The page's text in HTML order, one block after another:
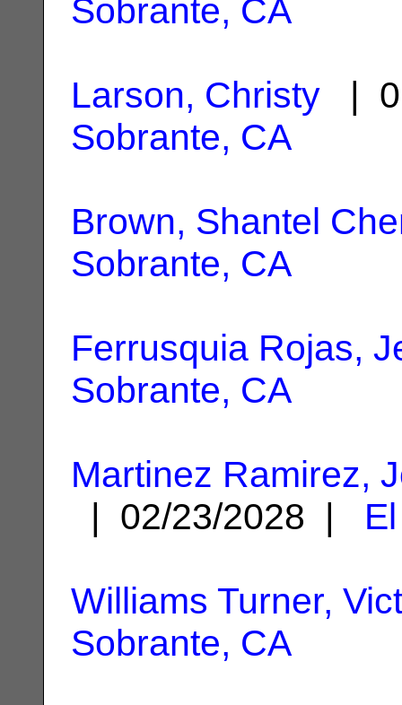
Sobrante, CA
Larson, Christy |
Sobrante, CA
Brown, Shantel
Sobrante, CA
Ferrusquia Rojas,
Sobrante, CA
Martinez Ramirez,
| 02/23/2028 |
Williams Turner,
Sobrante, CA